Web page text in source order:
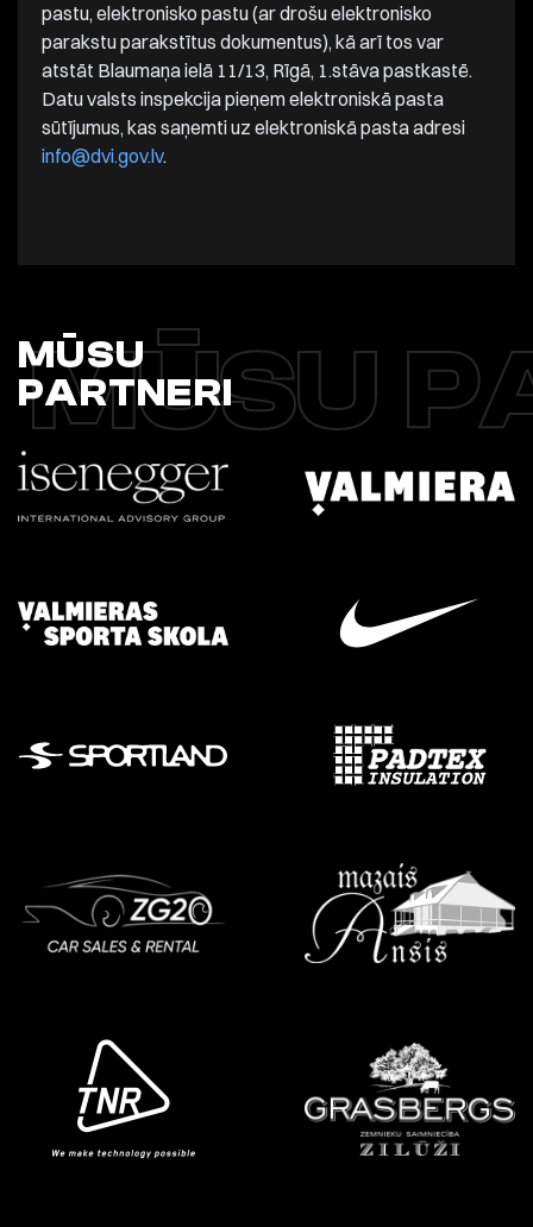
pastu, elektronisko pastu (ar drošu elektronisko
parakstu parakstītus dokumentus), kā arī tos var
atstāt Blaumaņa ielā 11/13, Rīgā, 1.stāva pastkastē.
Datu valsts inspekcija pieņem elektroniskā pasta
sūtījumus, kas saņemti uz elektroniskā pasta adresi
info@dvi.gov.lv.
MŪSU
MŪSU
PARTNERI